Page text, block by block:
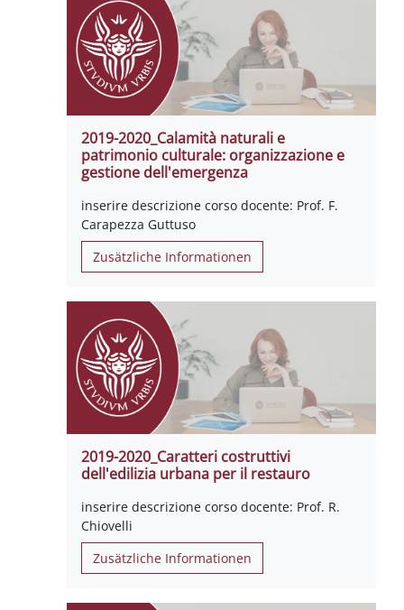
2019-2020_Calamità naturali e
patrimonio culturale: organizzazione e
gestione dell'emergenza
inserire descrizione corso docente: Prof. F.
Carapezza Guttuso
Zusätzliche Informationen
2019-2020_Caratteri costruttivi
dell'edilizia urbana per il restauro
inserire descrizione corso docente: Prof. R.
Chiovelli
Zusätzliche Informationen